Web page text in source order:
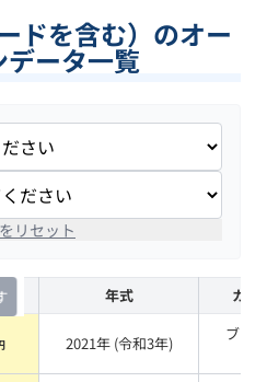
ドを含む）のオー
データ一覧
リセット
年式 カラ
2021年 (令和3年)
ブラ